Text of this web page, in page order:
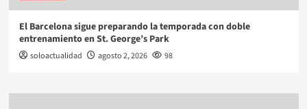
El Barcelona sigue preparando la temporada con doble
entrenamiento en St. George’s Park
soloactualidad agosto 2, 2026 98